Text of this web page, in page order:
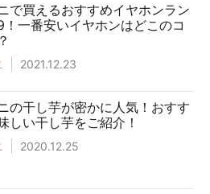
で買えるおすすめイヤホンラン
！一番安いイヤホンはどこのコ
2021.12.23
の干し芋が密かに人気！おすす
しい干し芋をご紹介！
2020.12.25